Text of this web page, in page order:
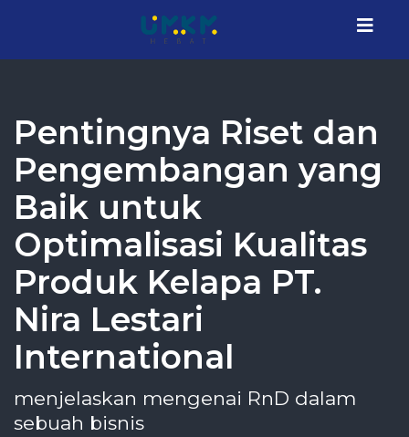
Pentingnya Riset dan
Pengembangan yang
Baik untuk
Optimalisasi Kualitas
Produk Kelapa PT.
Nira Lestari
International
menjelaskan mengenai RnD dalam
sebuah bisnis